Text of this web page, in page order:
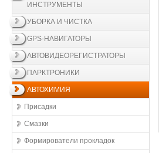
ИНСТРУМЕНТЫ
УБОРКА И ЧИСТКА
GPS-НАВИГАТОРЫ
АВТОВИДЕОРЕГИСТРАТОРЫ
ПАРКТРОНИКИ
АВТОХИМИЯ
Присадки
Смазки
Формирователи прокладок